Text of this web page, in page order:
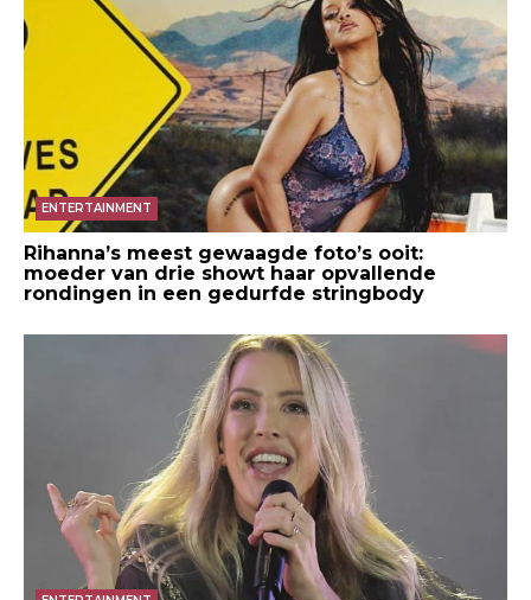
ENTERTAINMENT
Rihanna’s meest gewaagde foto’s ooit:
moeder van drie showt haar opvallende
rondingen in een gedurfde stringbody